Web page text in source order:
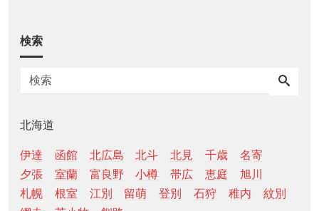
検索
北海道
伊達 函館 北広島 北斗 北見 千歳
名寄
夕張
室蘭 富良野 小樽 帯広 恵庭
旭川
札幌
根室 江別 留萌 登別 石狩 稚内
紋別